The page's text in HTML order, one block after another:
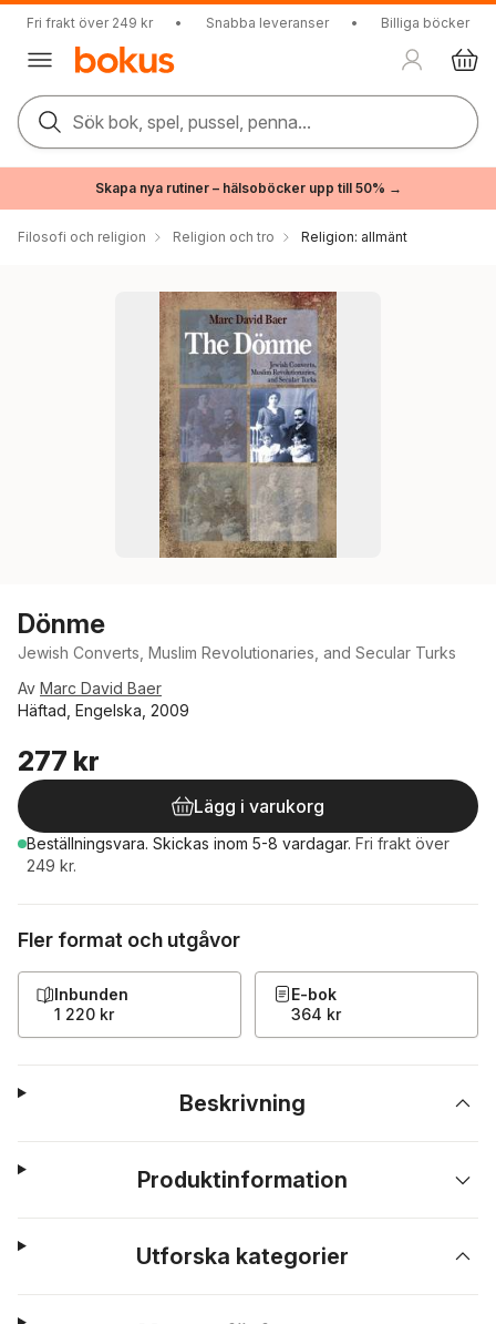
Fri frakt över 249 kr • Snabba leveranser • Billiga böcker
Sök bok, spel, pussel, penna...
Skapa nya rutiner – hälsoböcker upp till 50% →
Filosofi och religion Religion och tro Religion: allmänt
Dönme
Jewish Converts, Muslim Revolutionaries, and Secular Turks
Av Marc David Baer
Häftad, Engelska, 2009
277 kr
Lägg i varukorg
Beställningsvara. Skickas inom 5-8 vardagar. Fri frakt över
249 kr.
Fler format och utgåvor
Inbunden
1 220 kr
E-bok
364 kr
Beskrivning
Produktinformation
Utforska kategorier